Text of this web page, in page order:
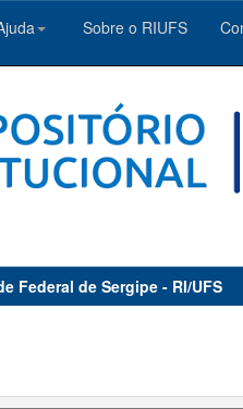
Sobre o RIUFS
Federal de Sergipe - RI/UFS